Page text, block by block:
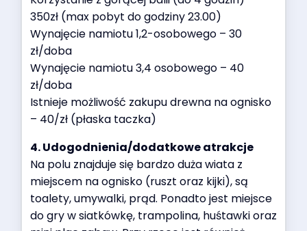
350zł (max pobyt do godziny 23.00)
Wynajęcie namiotu 1,2-osobowego – 30
zł/doba
Wynajęcie namiotu 3,4 osobowego – 40
zł/doba
Istnieje możliwość zakupu drewna na ognisko
– 40/zł (płaska taczka)
4. Udogodnienia/dodatkowe atrakcje
Na polu znajduje się bardzo duża wiata z
miejscem na ognisko (ruszt oraz kijki), są
toalety, umywalki, prąd. Ponadto jest miejsce
do gry w siatkówkę, trampolina, huśtawki oraz